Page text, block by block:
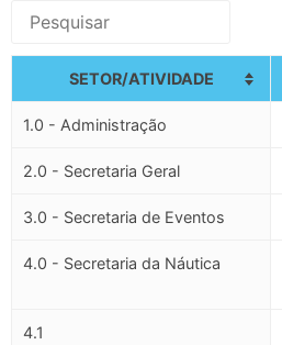
SETOR/ATIVIDADE
1.0 - Administração
2.0 - Secretaria Geral
3.0 - Secretaria de Eventos
4.0 - Secretaria da Náutica
4.1